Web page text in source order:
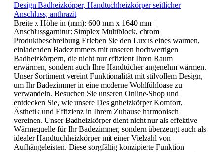
Design Badheizkörper, Handtuchheizkörper seitlicher
Anschluss, anthrazit
Breite x Höhe in (mm): 600 mm x 1640 mm |
Anschlussgarnitur: Simplex Multiblock, chrom
Produktbeschreibung Erleben Sie den Luxus eines warmen,
einladenden Badezimmers mit unseren hochwertigen
Badheizkörpern, die nicht nur effizient Ihren Raum
erwärmen, sondern auch Ihre Handtücher angenehm wärmen.
Unser Sortiment vereint Funktionalität mit stilvollem Design,
um Ihr Badezimmer in eine moderne Wohlfühloase zu
verwandeln. Besuchen Sie unseren Online-Shop und
entdecken Sie, wie unsere Designheizkörper Komfort,
Ästhetik und Effizienz in Ihrem Zuhause harmonisch
vereinen. Unser Badheizkörper dient nicht nur als effektive
Wärmequelle für Ihr Badezimmer, sondern überzeugt auch als
idealer Handtuchheizkörper mit einer Vielzahl von
Aufhängeleisten. Diese sorgfältig konzipierte Funktion